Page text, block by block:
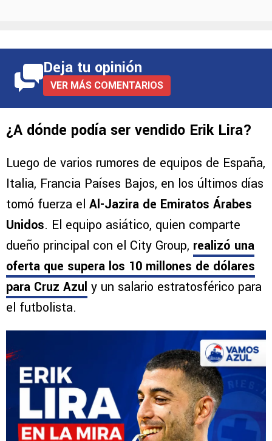
Deja tu opinión
VER MÁS COMENTARIOS
¿A dónde podía ser vendido Erik Lira?
Luego de varios rumores de equipos de España,
Italia, Francia Países Bajos, en los últimos días
tomó fuerza el Al-Jazira de Emiratos Árabes
Unidos. El equipo asiático, quien comparte
dueño principal con el City Group, realizó una
oferta que supera los 10 millones de dólares
para Cruz Azul y un salario estratosférico para
el futbolista.